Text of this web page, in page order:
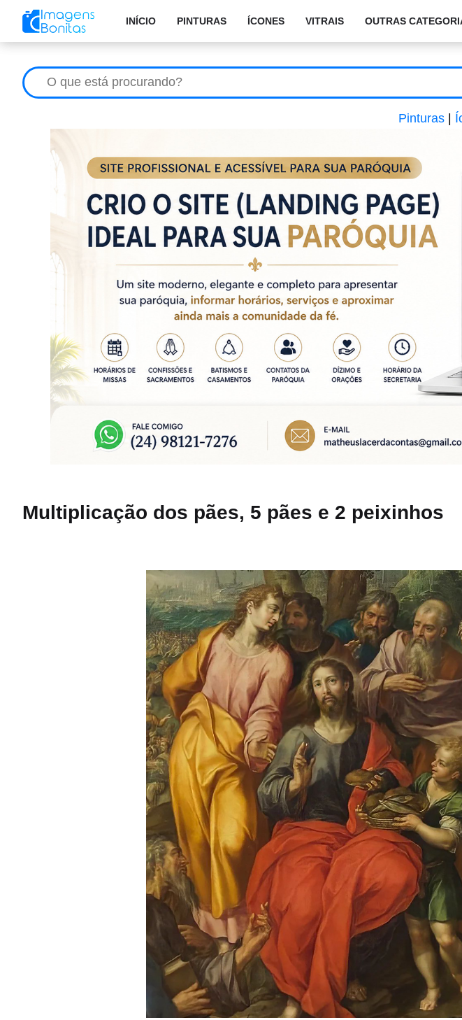
INÍCIO PINTURAS ÍCONES VITRAIS OUTRAS
Pinturas
Multiplicação dos pães, 5 pães e 2 peixinhos